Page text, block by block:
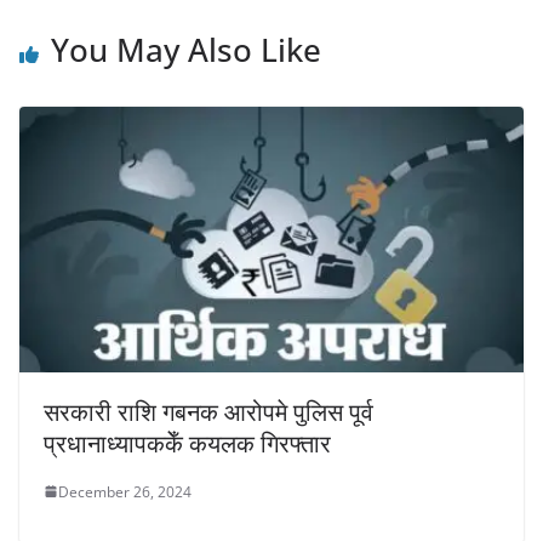
You May Also Like
सरकारी राशि गबनक आरोपमे पुलिस पूर्व
प्रधानाध्यापककेँ कयलक गिरफ्तार
December 26, 2024